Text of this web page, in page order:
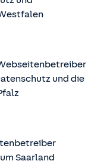
und die
Saarland